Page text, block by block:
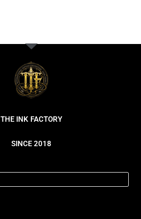
THE INK FACTORY
SINCE 2018